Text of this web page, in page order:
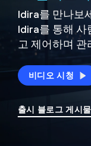
Idira를 만나보
Idira를 통해
고 제어하며 관
비디오 시청
출시 블로그 게시물